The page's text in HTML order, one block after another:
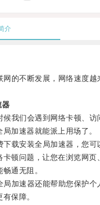
介
不断发展，网络速度越
器
们会遇到网络卡顿、访
加速器就能派上用场了。
安装全局加速器，您可
卡顿问题，让您在浏览网页
通无阻。
速器还能帮助您保护个
保障。